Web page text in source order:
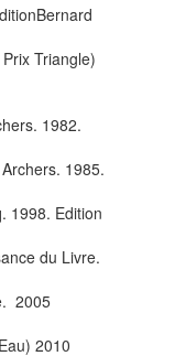
Triangle)
1982.
1985.
1998. Edition
du Livre.
2005
2010